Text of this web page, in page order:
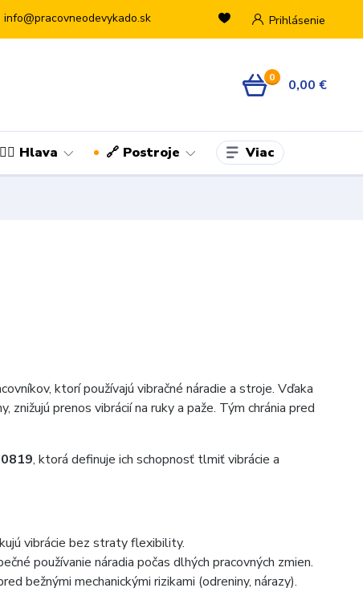
Prihlásenie
info@pracovneodevykado.sk
0 0,00 €
👷‍♂️ Hlava 🔗 Postroje Viac
ktorí používajú vibračné náradie a stroje. Vďaka
prenos vibrácií na ruky a paže. Tým chránia pred
, ktorá definuje ich schopnosť tlmiť vibrácie a
vibrácie bez straty flexibility.
používanie náradia počas dlhých pracovných zmien.
bežnými mechanickými rizikami (odreniny, nárazy).